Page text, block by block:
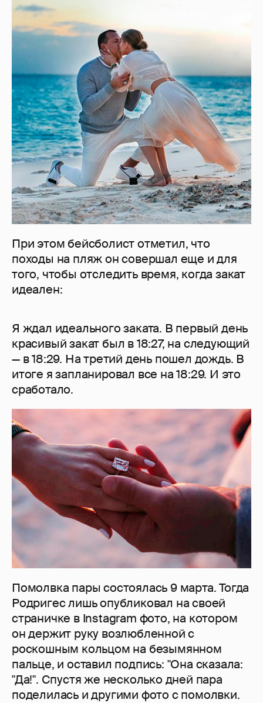
При этом бейсболист отметил, что
походы на пляж он совершал еще и для
того, чтобы отследить время, когда закат
идеален:
Я ждал идеального заката. В первый день
красивый закат был в 18:27, на следующий
— в 18:29. На третий день пошел дождь. В
итоге я запланировал все на 18:29. И это
сработало.
Помолвка пары состоялась 9 марта. Тогда
Родригес лишь опубликовал на своей
страничке в Instagram фото, на котором
он держит руку возлюбленной с
роскошным кольцом на безымянном
пальце, и оставил подпись: "Она сказала:
"Да!". Спустя же несколько дней пара
поделилась и другими фото с помолвки.